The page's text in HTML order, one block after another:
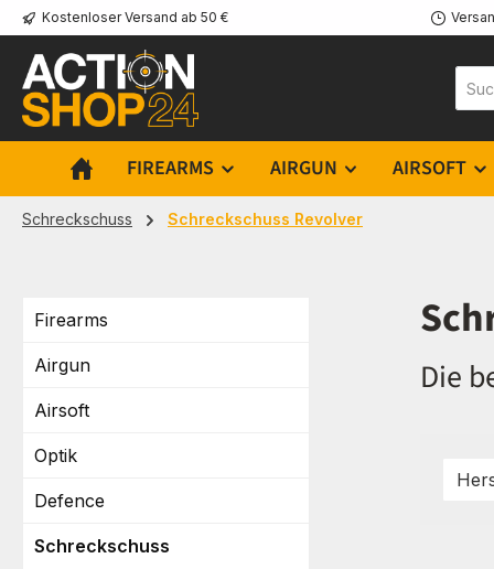
Hauptinhalt springen
Zur Suche springen
Zur Hauptnavigation springen
Kostenloser Versand ab 50 €
FIREARMS AIRGUN AIRSOFT
Schreckschuss Schreckschuss Revolver
Firearms
Airgun
Airsoft
Optik
Defence
Schreckschuss
Die